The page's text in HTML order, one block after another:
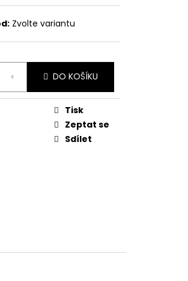
Zvolte variantu
DO KOŠÍKU
Tisk
Zeptat se
Sdílet